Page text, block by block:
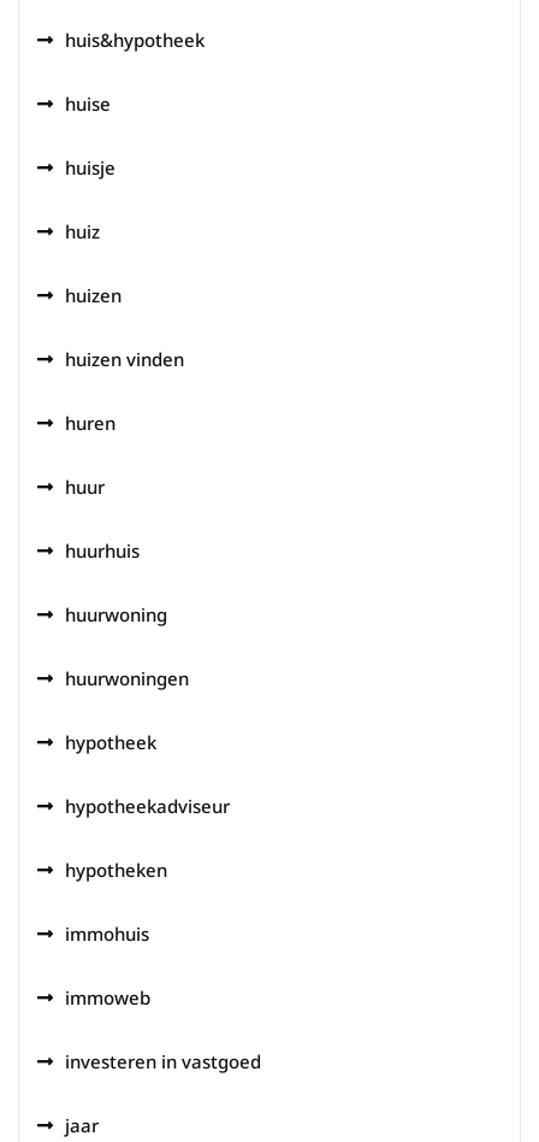
huis&hypotheek
huise
huisje
huiz
huizen
huizen vinden
huren
huur
huurhuis
huurwoning
huurwoningen
hypotheek
hypotheekadviseur
hypotheken
immohuis
immoweb
investeren in vastgoed
jaar